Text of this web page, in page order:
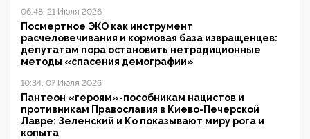
06:48, 21 Июля 2026
Посмертное ЭКО как инструмент
расчеловечивания и кормовая база извращенцев:
депутатам пора остановить нетрадиционные
методы «спасения демографии»
10:34, 07 Июля 2026
Пантеон «героям»-пособникам нацистов и
противникам Православия в Киево-Печерской
Лавре: Зеленский и Ко показывают миру рога и
копыта